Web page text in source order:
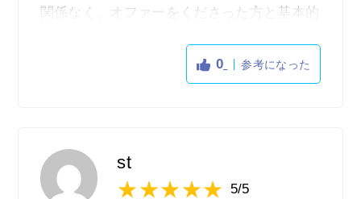
関係なく、オファーをくださった方と基本的
す。またそこからインターンに参加したこと
0 参考になった
st
5/5